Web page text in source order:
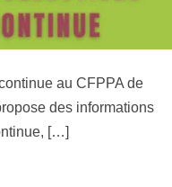
au CFPPA de
des informations
[…]